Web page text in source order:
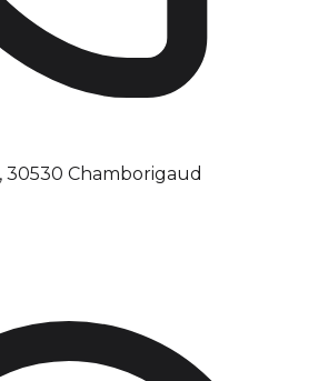
Chamborigaud